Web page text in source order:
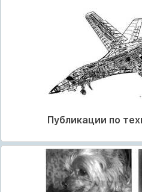
Публикации по